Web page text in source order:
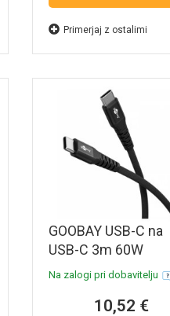
Primerjaj z ostalimi
GOOBAY USB-C na
USB-C 3m 60W
480Mbit/s črn
podatkovni in polnilni
Na zalogi pri dobavitelju
10,52 €